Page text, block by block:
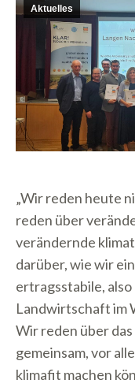
Aktuelles
„Wir reden heute
reden über
verändernde
darüber, wie wir
ertragsstabile,
Landwirtschaft im
Wir reden über
gemeinsam, vor
klimafit machen